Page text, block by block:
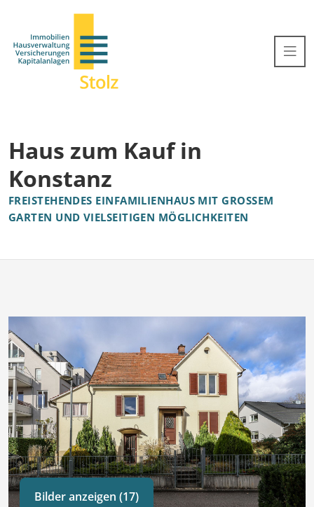
Haus zum Kauf in
Konstanz
FREISTEHENDES EINFAMILIENHAUS MIT GROSSEM G
ARTEN UND VIELSEITIGEN MÖGLICHKEITEN
Bilder anzeigen (17)